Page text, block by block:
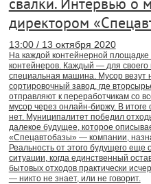
директором
13:00 / 13 октября 2020
На каждой контейнерной
контейнеров. Каждый — для
специальная машина. Мусор везут
сортировочный завод, где
отправляют к переработчикам со
мусор через онлайн-биржу. В итоге
нет. Муниципалитет победил
далекое будущее, которое
«Спецавтобазы» — компании,
Реальность от этого будущего еще
ситуации, когда единственный
бытовых отходов практически
— никто не знает, или не говорит.